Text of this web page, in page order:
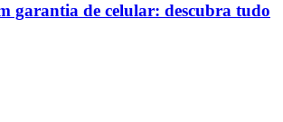
garantia de celular: descubra tudo